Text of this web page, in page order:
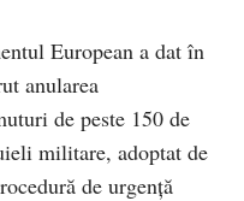
European a dat în
anularea
de peste 150 de
militare, adoptat de
de urgență